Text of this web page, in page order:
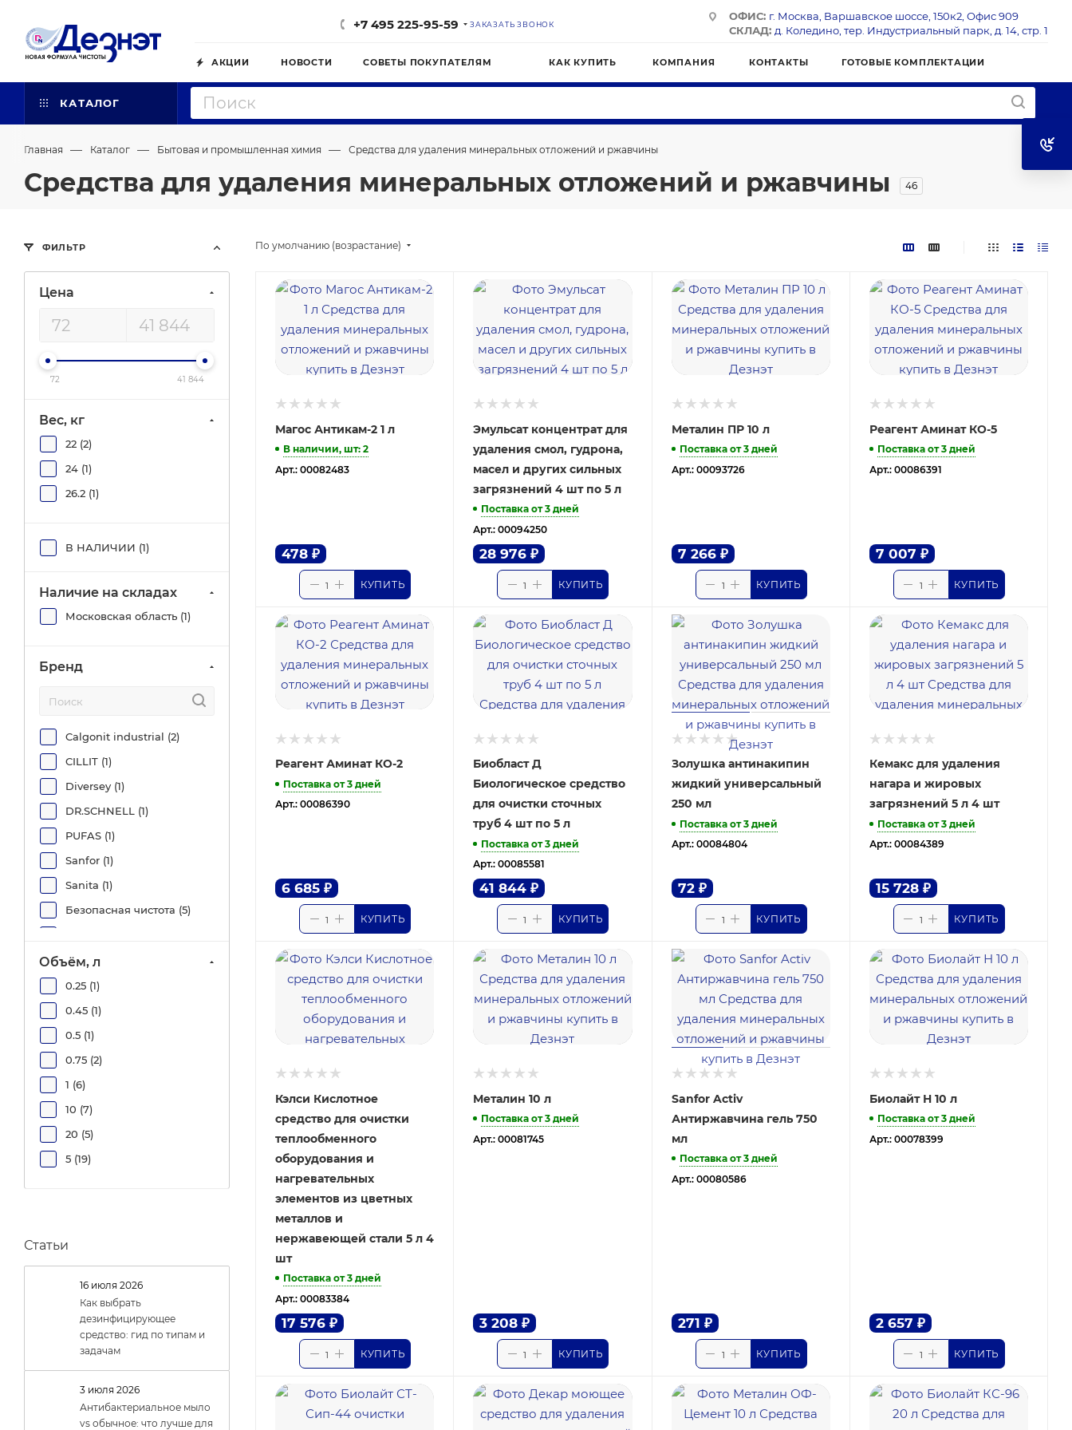
+7 495 225-95-59 ЗАКАЗАТЬ ЗВОНОК
ОФИС: г. Москва, Варшавское шоссе, 150к2, Офис 909
СКЛАД: д. Коледино, тер. Индустриальный парк, д. 14, стр. 1
АКЦИИ НОВОСТИ СОВЕТЫ ПОКУПАТЕЛЯМ КАК КУПИТЬ КОМПАНИЯ КОНТАКТЫ ГОТОВЫЕ КОМПЛЕКТАЦИИ
КАТАЛОГ
Главная — Каталог — Бытовая и промышленная химия — Средства для удаления минеральных отложений и ржавчины
Средства для удаления минеральных отложений и ржавчины 46
По умолчанию (возрастание)
Магос Антикам-2 1 л
В наличии, шт: 2
Арт.: 00082483
478 ₽
КУПИТЬ
Эмульсат концентрат для
удаления смол, гудрона,
масел и других сильных
загрязнений 4 шт по 5 л
Поставка от 3 дней
Арт.: 00094250
28 976 ₽
КУПИТЬ
Металин ПР 10 л
Поставка от 3 дней
Арт.: 00093726
7 266₽
КУПИТЬ
Реагент Аминат КО-5
Поставка от 3 дней
Арт.: 00086391
7 007 ₽
КУПИТЬ
Реагент Аминат КО-2
Поставка от 3 дней
Арт.: 00086390
6 685 ₽
КУПИТЬ
Биобласт Д
Биологическое средство
для очистки сточных
труб 4 шт по 5 л
Поставка от 3 дней
Арт.: 00085581
41 844 ₽
КУПИТЬ
Золушка антинакипин
жидкий универсальный
250 мл
Поставка от 3 дней
Арт.: 00084804
72₽
КУПИТЬ
Кемакс для удаления
нагара и жировых
загрязнений 5 л 4 шт
Поставка от 3 дней
Арт.: 00084389
15 728₽
КУПИТЬ
Кэлси Кислотное
средство для очистки
теплообменного
оборудования и
нагревательных
элементов из цветных
металлов и
нержавеющей стали 5 л 4
шт
Поставка от 3 дней
Арт.: 00083384
17 576 ₽
КУПИТЬ
Металин 10 л
Поставка от 3 дней
Арт.: 00081745
3 208 ₽
КУПИТЬ
Sanfor Activ
Антиржавчина гель 750
мл
Поставка от 3 дней
Арт.: 00080586
271 ₽
КУПИТЬ
Биолайт Н 10 л
Поставка от 3 дней
Арт.: 00078399
2 657 ₽
КУПИТЬ
ФИЛЬТР
Цена
72 41 844
Вес, кг
22 (2)
24 (1)
26.2 (1)
В НАЛИЧИИ (1)
Наличие на складах
Московская область (1)
Бренд
Calgonit industrial (2)
CILLIT (1)
Diversey (1)
DR.SCHNELL (1)
PUFAS (1)
Sanfor (1)
Sanita (1)
Безопасная чистота (5)
Кемилайн (
Магос (
СпецСинтез (
Тайгета (
Технология чистоты XXI
Объём, л
0.25 (1)
0.45 (1)
0.5 (1)
0.75 (2)
1 (6)
10 (7)
20 (5)
5 (19)
Статьи
16 июля 2026
Как выбрать
дезинфицирующее
средство: гид по типам и
задачам
3 июля 2026
Антибактериальное мыло
vs обычное: что лучше для